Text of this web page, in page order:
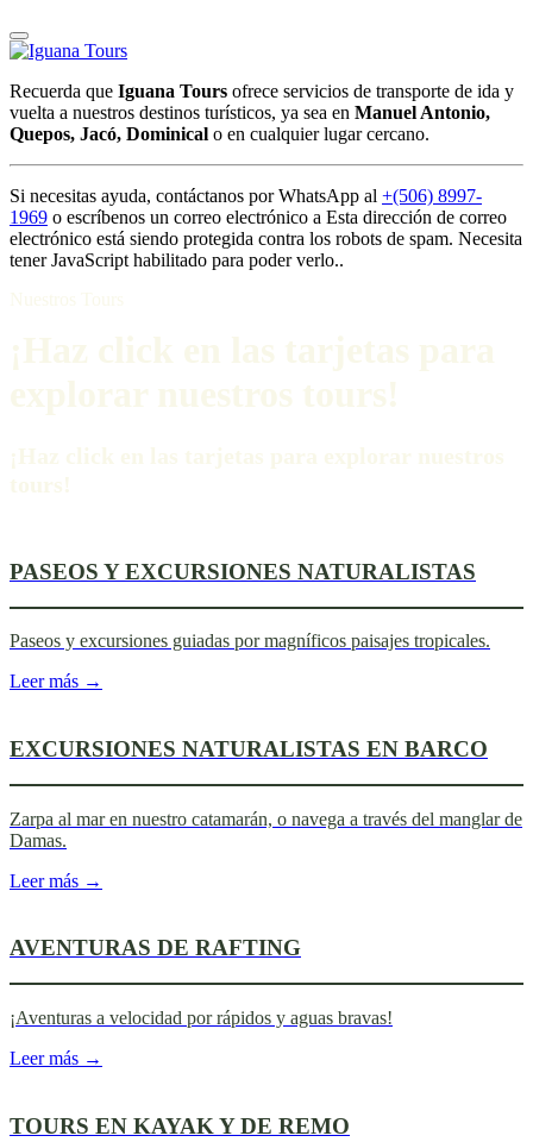
Recuerda que Iguana Tours ofrece servicios de transporte de ida y
vuelta a nuestros destinos turísticos, ya sea en Manuel Antonio,
Quepos, Jacó, Dominical o en cualquier lugar cercano.
Si necesitas ayuda, contáctanos por WhatsApp al +(506) 8997-
1969 o escríbenos un correo electrónico a Esta dirección de correo
electrónico está siendo protegida contra los robots de spam. Necesita
tener JavaScript habilitado para poder verlo..
PASEOS Y EXCURSIONES NATURALISTAS
Paseos y excursiones guiadas por magníficos paisajes tropicales.
Leer más →
EXCURSIONES NATURALISTAS EN BARCO
Zarpa al mar en nuestro catamarán, o navega a través del manglar de
Damas.
Leer más →
AVENTURAS DE RAFTING
¡Aventuras a velocidad por rápidos y aguas bravas!
Leer más →
TOURS EN KAYAK Y DE REMO